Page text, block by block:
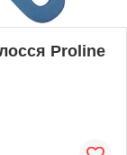
Proline